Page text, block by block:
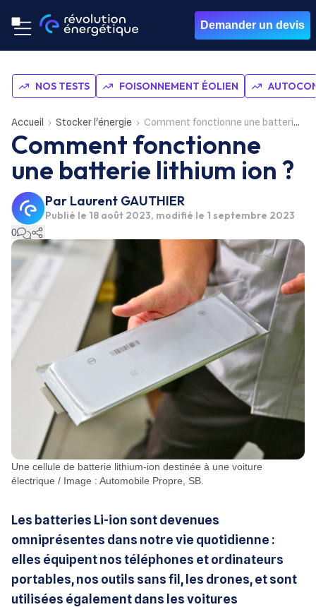
Demander un devis
NOS TESTS FOISONNEMENT ÉOLIEN
Accueil Stocker l'énergie Comment fonctionne une batterie lithium ion ?
Comment fonctionne
une batterie lithium ion ?
Par Laurent GAUTHIER
Publié le 18 août 2023, modifié le 1 septembre 2023
0
Une cellule de batterie lithium-ion destinée à une voiture
électrique / Image : Automobile Propre, SB.
Les batteries Li-ion sont devenues
omniprésentes dans notre vie quotidienne :
elles équipent nos téléphones et ordinateurs
portables, nos outils sans fil, les drones, et sont
utilisées également dans les voitures